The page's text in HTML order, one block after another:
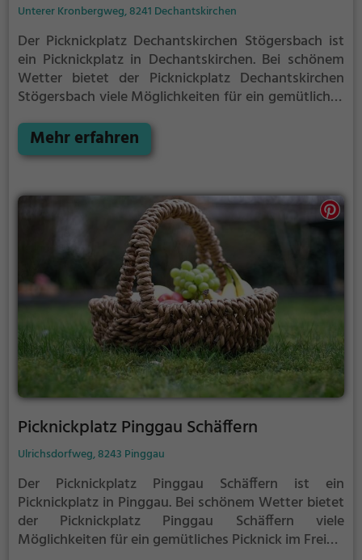
Unterer Kronbergweg, 8241 Dechantskirchen
Der Picknickplatz Dechantskirchen Stögersbach ist
ein Picknickplatz in Dechantskirchen. Bei schönem
Wetter bietet der Picknickplatz Dechantskirchen
Stögersbach viele Möglichkeiten für ein gemütliches
Tagesausflug oder als kurze Pause zwischendurch,
der Picknickplatz Dechantskirchen Stögersbach ist
und ein leckeres Essen unter freiem Himmel zu
genießen.
Mehr erfahren
Picknickplatz Pinggau Schäffern
Ulrichsdorfweg, 8243 Pinggau
Der Picknickplatz Pinggau Schäffern ist ein
Picknickplatz in Pinggau. Bei schönem Wetter bietet
der Picknickplatz Pinggau Schäffern viele
Möglichkeiten für ein gemütliches Picknick im Freien.